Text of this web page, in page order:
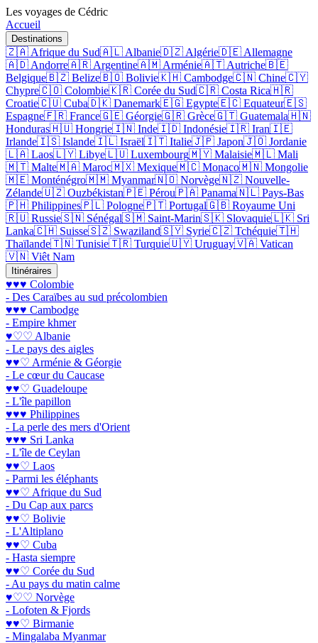
Les voyages de Cédric
Accueil
Destinations
🇿🇦 Afrique du Sud🇦🇱 Albanie🇩🇿 Algérie🇩🇪 Allemagne
🇦🇩 Andorre🇦🇷 Argentine🇦🇲 Arménie🇦🇹 Autriche🇧🇪
Belgique🇧🇿 Belize🇧🇴 Bolivie🇰🇭 Cambodge🇨🇳 Chine🇨🇾
Chypre🇨🇴 Colombie🇰🇷 Corée du Sud🇨🇷 Costa Rica🇭🇷
Croatie🇨🇺 Cuba🇩🇰 Danemark🇪🇬 Egypte🇪🇨 Equateur🇪🇸
Espagne🇫🇷 France🇬🇪 Géorgie🇬🇷 Grèce🇬🇹 Guatemala🇭🇳
Honduras🇭🇺 Hongrie🇮🇳 Inde🇮🇩 Indonésie🇮🇷 Iran🇮🇪
Irlande🇮🇸 Islande🇮🇱 Israël🇮🇹 Italie🇯🇵 Japon🇯🇴 Jordanie
🇱🇦 Laos🇱🇾 Libye🇱🇺 Luxembourg🇲🇾 Malaisie🇲🇱 Mali
🇲🇹 Malte🇲🇦 Maroc🇲🇽 Mexique🇲🇨 Monaco🇲🇳 Mongolie
🇲🇪 Monténégro🇲🇲 Myanmar🇳🇴 Norvège🇳🇿 Nouvelle-
Zélande🇺🇿 Ouzbékistan🇵🇪 Pérou🇵🇦 Panama🇳🇱 Pays-Bas
🇵🇭 Philippines🇵🇱 Pologne🇵🇹 Portugal🇬🇧 Royaume Uni
🇷🇺 Russie🇸🇳 Sénégal🇸🇲 Saint-Marin🇸🇰 Slovaquie🇱🇰 Sri
Lanka🇨🇭 Suisse🇸🇿 Swaziland🇸🇾 Syrie🇨🇿 Tchéquie🇹🇭
Thaïlande🇹🇳 Tunisie🇹🇷 Turquie🇺🇾 Uruguay🇻🇦 Vatican
🇻🇳 Viêt Nam
Itinéraires
♥♥♥ Colombie
- Des Caraïbes au sud précolombien
♥♥♥ Cambodge
- Empire khmer
♥♡♡ Albanie
- Le pays des aigles
♥♥♡ Arménie & Géorgie
- Le cœur du Caucase
♥♥♡ Guadeloupe
- L'île papillon
♥♥♥ Philippines
- La perle des mers d'Orient
♥♥♥ Sri Lanka
- L'île de Ceylan
♥♥♡ Laos
- Parmi les éléphants
♥♥♡ Afrique du Sud
- Du Cap aux parcs
♥♥♡ Bolivie
- L'Altiplano
♥♥♡ Cuba
- Hasta siempre
♥♥♡ Corée du Sud
- Au pays du matin calme
♥♡♡ Norvège
- Lofoten & Fjords
♥♥♡ Birmanie
- Mingalaba Myanmar